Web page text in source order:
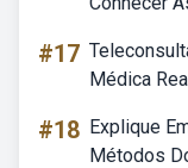
#17
Médica
#18 Explique
Métodos